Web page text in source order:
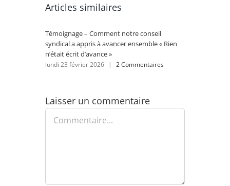
Articles similaires
Témoignage – Comment notre conseil
syndical a appris à avancer ensemble « Rien
n’était écrit d’avance »
lundi 23 février 2026 | 2 Commentaires
Laisser un commentaire
Commentaire